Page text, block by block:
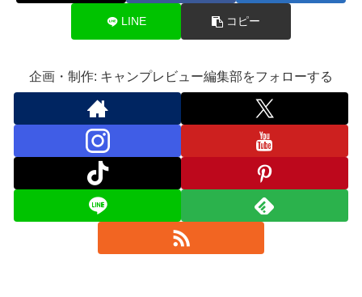
LINE コピー
企画・制作: キャンプレビュー編集部をフォローする